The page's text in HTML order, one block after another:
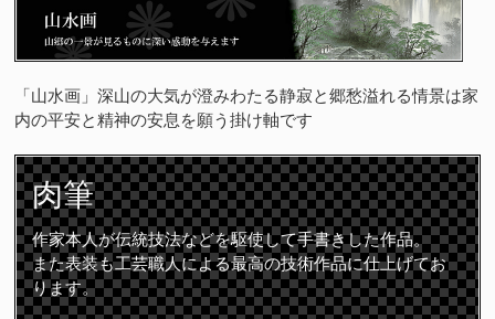
「山水画」深山の大気が澄みわたる静寂と郷愁溢れる情景は家
内の平安と精神の安息を願う掛け軸です
肉筆
作家本人が伝統技法などを駆使して手書きした作品。
また表装も工芸職人による最高の技術作品に仕上げてお
ります。